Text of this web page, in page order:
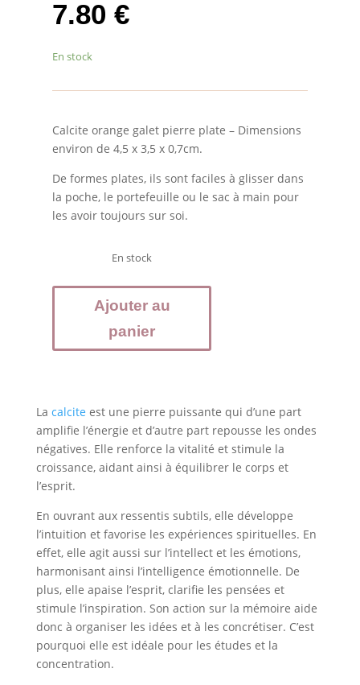
7.80 €
En stock
Calcite orange galet pierre plate – Dimensions
environ de 4,5 x 3,5 x 0,7cm.
De formes plates, ils sont faciles à glisser dans
la poche, le portefeuille ou le sac à main pour
les avoir toujours sur soi.
En stock
quantité
de
Galet
Ajouter au
panier
La calcite est une pierre puissante qui d’une part
amplifie l’énergie et d’autre part repousse les ondes
négatives. Elle renforce la vitalité et stimule la
croissance, aidant ainsi à équilibrer le corps et
l’esprit.
En ouvrant aux ressentis subtils, elle développe
l’intuition et favorise les expériences spirituelles. En
effet, elle agit aussi sur l’intellect et les émotions,
harmonisant ainsi l’intelligence émotionnelle. De
plus, elle apaise l’esprit, clarifie les pensées et
stimule l’inspiration. Son action sur la mémoire aide
donc à organiser les idées et à les concrétiser. C’est
pourquoi elle est idéale pour les études et la
concentration.